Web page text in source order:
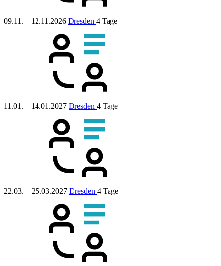
09.11. – 12.11.2026 Dresden 4 Tage
11.01. – 14.01.2027 Dresden 4 Tage
22.03. – 25.03.2027 Dresden 4 Tage